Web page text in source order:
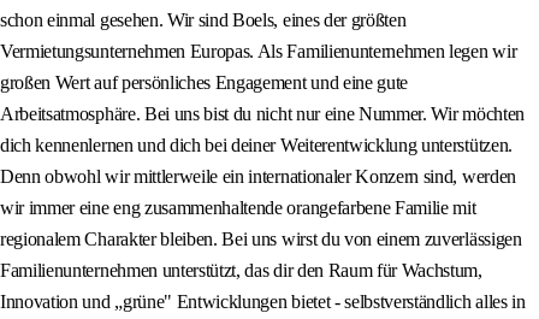
schon einmal gesehen. Wir sind Boels, eines der größten
Vermietungsunternehmen Europas. Als Familienunternehmen legen wir
großen Wert auf persönliches Engagement und eine gute
Arbeitsatmosphäre. Bei uns bist du nicht nur eine Nummer. Wir möchten
dich kennenlernen und dich bei deiner Weiterentwicklung unterstützen.
Denn obwohl wir mittlerweile ein internationaler Konzern sind, werden
wir immer eine eng zusammenhaltende orangefarbene Familie mit
regionalem Charakter bleiben. Bei uns wirst du von einem zuverlässigen
Familienunternehmen unterstützt, das dir den Raum für Wachstum,
Innovation und „grüne" Entwicklungen bietet - selbstverständlich alles in